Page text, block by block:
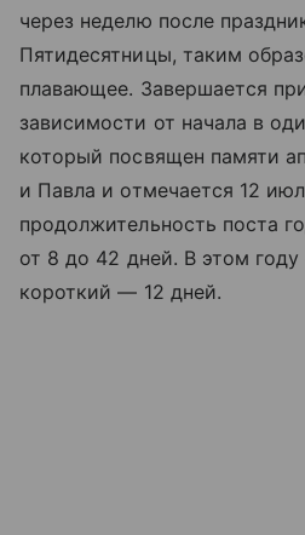
через неделю после
Пятидесятницы, таким
плавающее. Завершается
зависимости от начала в
который посвящен памяти
и Павла и отмечается 12
продолжительность поста
от 8 до 42 дней. В этом году
короткий — 12 дней.